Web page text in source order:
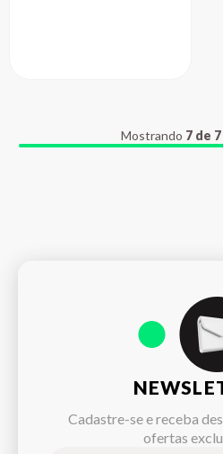
Mostrando 7 de
Cadastre-se e receba
ofertas